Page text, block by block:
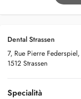
Dental Strassen
7, Rue Pierre Federspiel,
1512 Strassen
Specialità